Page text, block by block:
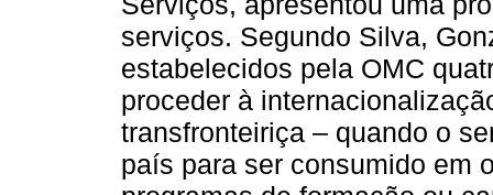
serviços. Segundo Silva,
estabelecidos pela OMC
proceder à
transfronteiriça – quando o
país para ser consumido em